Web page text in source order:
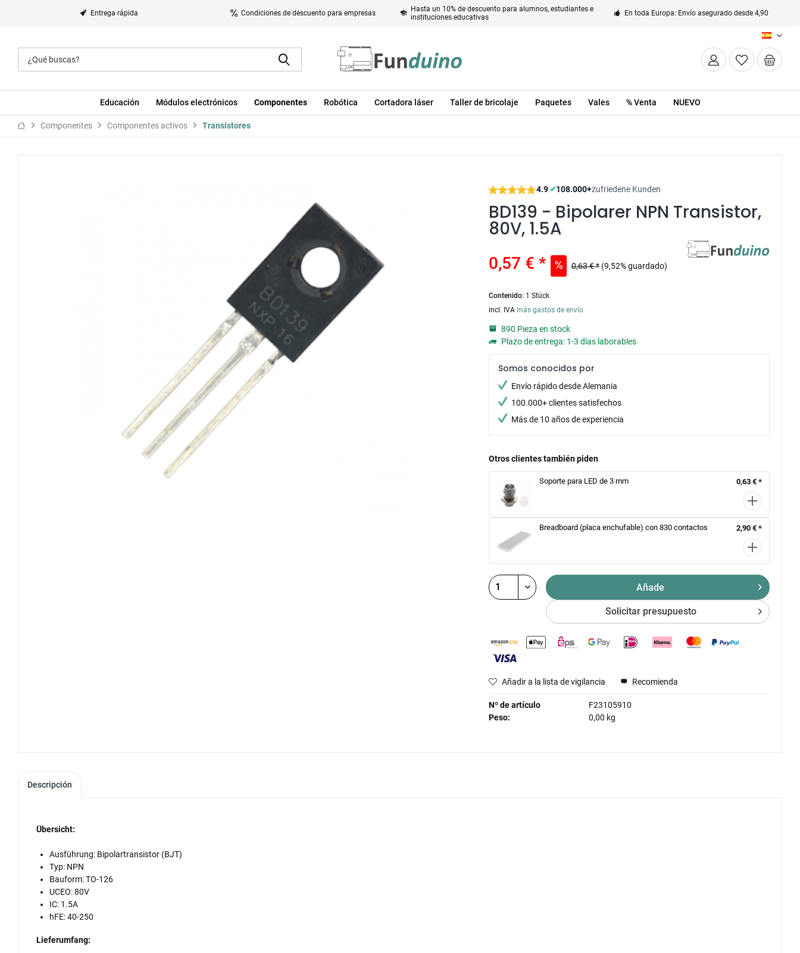
Entrega rápida Condiciones de descuento para empresas
Hasta un 10% de descuento para alumnos, estudiantes e
instituciones educativas
En toda Europa: Envío asegurado desde 4,90
ES
Educación Módulos electrónicos Componentes Robótica Cortadora láser Taller de bricolaje Paquetes Vales % Venta NUEVO
Componentes Componentes activos Transistores
4.9|✔108.000+zufriedene Kunden
BD139 - Bipolarer NPN Transistor,
80V, 1.5A
0,57 € * 0,63 € * (9,52% guardado)
Contenido: 1 Stück
incl. IVAmás gastos de envío
890 Pieza en stock
Plazo de entrega: 1-3 días laborables
Somos conocidos por
Envío rápido desde Alemania
100.000+ clientes satisfechos
Más de 10 años de experiencia
Otros clientes también piden
Soporte para LED de 3 mm 0,63 € *
Breadboard (placa enchufable) con 830 contactos 2,90 € *
Añade
Solicitar presupuesto
Añadir a la lista de vigilancia Recomienda
Nº de artículo
F23105910
Peso:
0,00 kg
Descripción
Übersicht:
Ausführung: Bipolartransistor (BJT)
Typ: NPN
Bauform: TO-126
UCEO: 80V
IC: 1.5A
hFE: 40-250
Lieferumfang: